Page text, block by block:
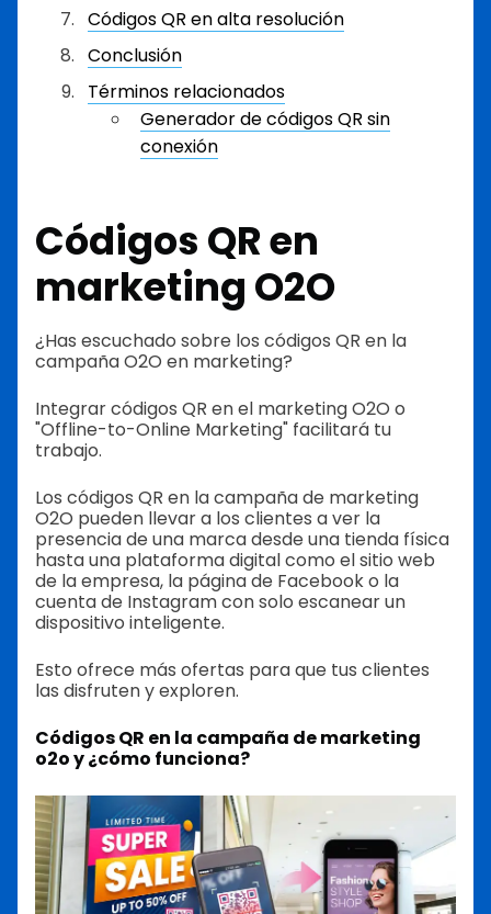
Códigos QR en alta resolución
Conclusión
Términos relacionados
Generador de códigos QR sin
conexión
Códigos QR en
marketing O2O
¿Has escuchado sobre los códigos QR en la
campaña O2O en marketing?
Integrar códigos QR en el marketing O2O o
"Offline-to-Online Marketing" facilitará tu
trabajo.
Los códigos QR en la campaña de marketing
O2O pueden llevar a los clientes a ver la
presencia de una marca desde una tienda física
hasta una plataforma digital como el sitio web
de la empresa, la página de Facebook o la
cuenta de Instagram con solo escanear un
dispositivo inteligente.
Esto ofrece más ofertas para que tus clientes
las disfruten y exploren.
Códigos QR en la campaña de marketing
o2o y ¿cómo funciona?